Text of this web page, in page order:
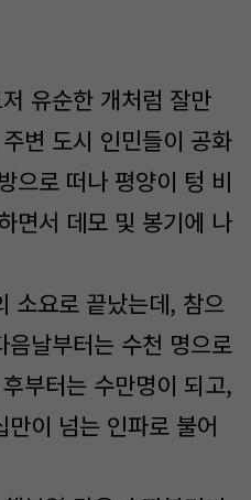
유순한 개처럼 잘만
변 도시 인민들이 공화
으로 떠나 평양이 텅 비
면서 데모 및 봉기에 나
소요로 끝났는데, 참으
날부터는 수천 명으로
부터는 수만명이 되고,
이 넘는 인파로 불어